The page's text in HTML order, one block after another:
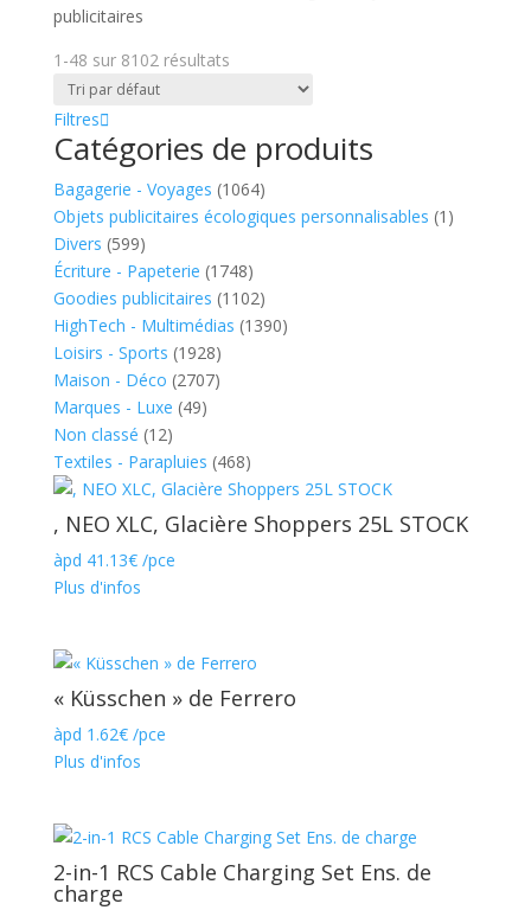
publicitaires
1-48 sur 8102résultats
Filtres
Catégories de produits
Bagagerie - Voyages (1064)
Objets publicitaires écologiques personnalisables (1)
Divers (599)
Écriture - Papeterie (1748)
Goodies publicitaires (1102)
HighTech - Multimédias (1390)
Loisirs - Sports (1928)
Maison - Déco (2707)
Marques - Luxe (49)
Non classé (12)
Textiles - Parapluies (468)
, NEO XLC, Glacière Shoppers 25L STOCK
àpd 41.13€/pce
Plus d'infos
« Küsschen » de Ferrero
àpd 1.62€/pce
Plus d'infos
2-in-1 RCS Cable Charging Set Ens. de
charge